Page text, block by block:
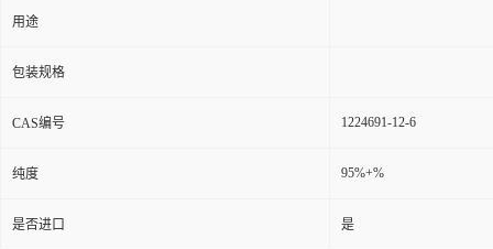
用途
包装规格
CAS编号 1224691-12-6
纯度 95%+%
是否进口 是